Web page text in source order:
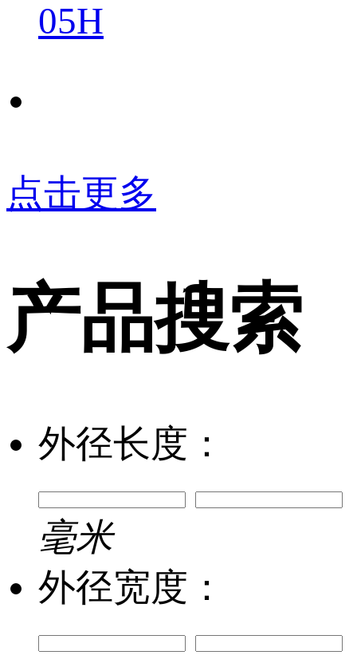
05H
点击更多
产品搜索
外径长度：
毫米
外径宽度：